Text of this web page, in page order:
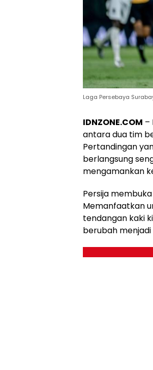
Laga Persebaya
IDNZONE.COM –
antara dua tim
Pertandingan
berlangsung
mengamankan
Persija
Memanfaatkan
tendangan kaki
berubah